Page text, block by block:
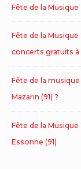
Fête de la Musique
Fête de la
concerts gratuits
Fête de la
Mazarin (91) ?
Fête de la
Essonne (91)